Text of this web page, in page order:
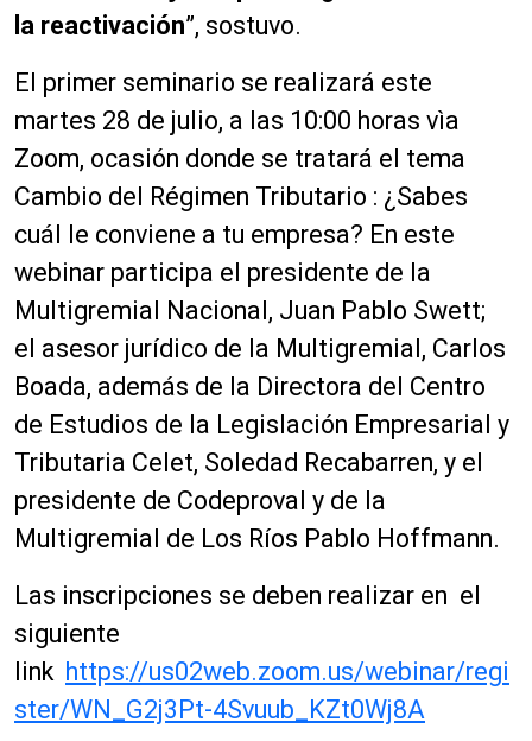
la reactivación”, sostuvo.
El primer seminario se realizará este
martes 28 de julio, a las 10:00 horas vìa
Zoom, ocasión donde se tratará el tema
Cambio del Régimen Tributario : ¿Sabes
cuál le conviene a tu empresa? En este
webinar participa el presidente de la
Multigremial Nacional, Juan Pablo Swett;
el asesor jurídico de la Multigremial, Carlos
Boada, además de la Directora del Centro
de Estudios de la Legislación Empresarial y
Tributaria Celet, Soledad Recabarren, y el
presidente de Codeproval y de la
Multigremial de Los Ríos Pablo Hoffmann.
Las inscripciones se deben realizar en el
siguiente
link https://us02web.zoom.us/webinar/regi
ster/WN_G2j3Pt-4Svuub_KZt0Wj8A